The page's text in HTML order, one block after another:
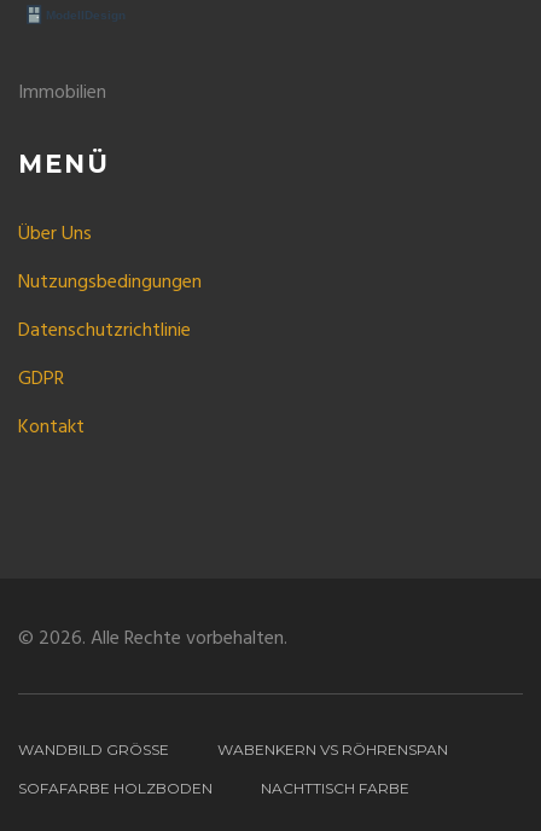
Immobilien
MENÜ
Über Uns
Nutzungsbedingungen
Datenschutzrichtlinie
GDPR
Kontakt
© 2026. Alle Rechte vorbehalten.
WANDBILD GRÖSSE WABENKERN VS RÖHRENSPAN
SOFAFARBE HOLZBODEN NACHTTISCH FARBE